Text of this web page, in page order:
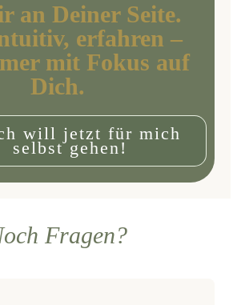
an Deiner Seite.
erfahren –
mit Fokus auf
Dich.
will jetzt für mich
selbst gehen!
Fragen?